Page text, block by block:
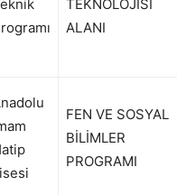
TEKNOLOJİSİ
ALANI
FEN VE SOSYAL
BİLİMLER
PROGRAMI